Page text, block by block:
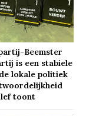
Beemster
is een stabiele
lokale politiek
lef toont